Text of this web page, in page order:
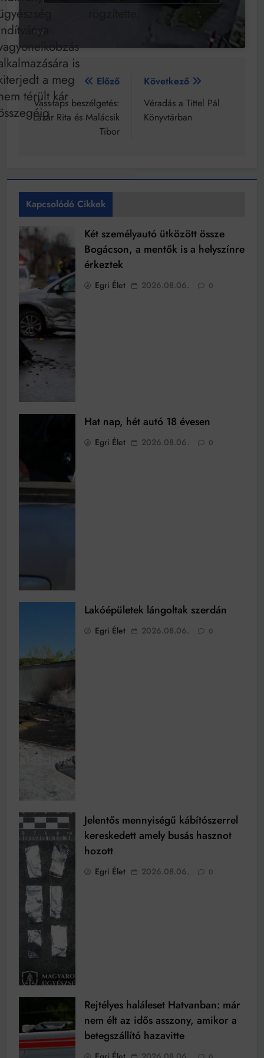
Mindenki a világot akarja uralni – de nem csak a 80-
as években
Bitumenes lapostetők: a bevált technológia akkor
működik, ha jól van felújítva
is
a meg
térült kár
Bejegyzés
navigáció
Előző
Vass-taps beszélgetés:
Lázár Rita és Malácsik
Tibor
Következő
Véradás a Tittel Pál
Könyvtárban
Kapcsolódó Cikkek
Két személyautó ütközött össze
Bogácson, a mentők is a helyszínre
érkeztek
Egri Élet 2026.08.06. 0
Hat nap, hét autó 18 évesen
Egri Élet 2026.08.06. 0
Lakóépületek lángoltak szerdán
Egri Élet 2026.08.06. 0
Jelentős mennyiségű kábítószerrel
kereskedett amely busás hasznot
hozott
Egri Élet 2026.08.06. 0
Rejtélyes haláleset Hatvanban: már
nem élt az idős asszony, amikor a
betegszállító hazavitte